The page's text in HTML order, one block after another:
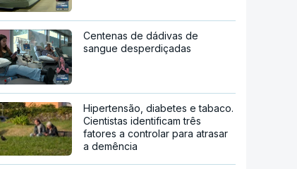
Centenas de dádivas de
sangue desperdiçadas
Hipertensão, diabetes e tabaco.
Cientistas identificam três
fatores a controlar para atrasar
a demência